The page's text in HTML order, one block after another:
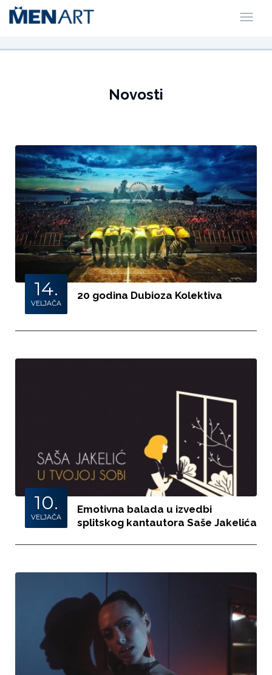
Novosti
14.
VELJAČA
20 godina Dubioza Kolektiva
10.
VELJAČA
Emotivna balada u izvedbi
splitskog kantautora Saše Jakelića